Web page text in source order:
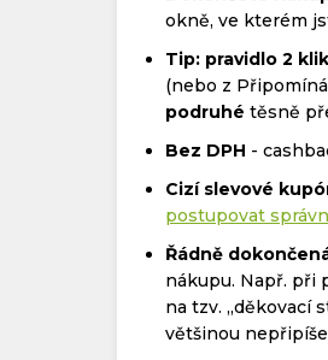
okně, ve kterém
Tip: pravidlo 2
(nebo z
podruhé těsně
Bez DPH -
Cizí slevové
postupovat
Řádně
nákupu. Např. při
na tzv. „děkovací
většinou